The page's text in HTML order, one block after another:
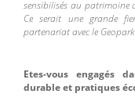
sensibilisés au patrimoine
Ce serait une grande
partenariat avec le
Etes-vous engagés
durable et pratiques